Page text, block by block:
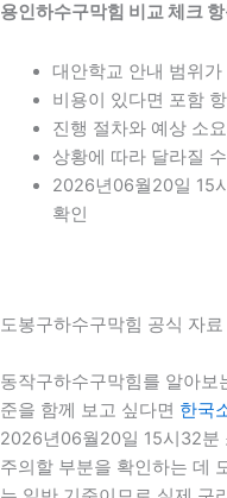
용인하수구막힘 비교 체크
대안학교 안내 범위
비용이 있다면 포함
진행 절차와 예상 소
상황에 따라 달라질
2026년06월20일 15
확인
도봉구하수구막힘 공식 자
동작구하수구막힘를 알아보
준을 함께 보고 싶다면 한국
2026년06월20일 15시32분
주의할 부분을 확인하는 데